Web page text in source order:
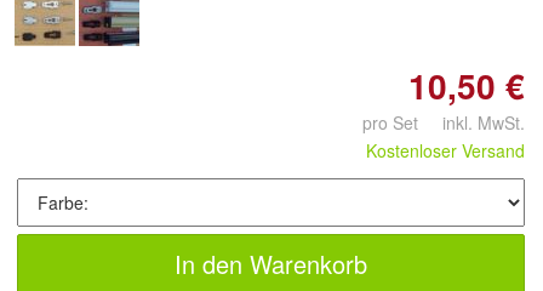
10,50 €
pro Set inkl. MwSt.
Kostenloser Versand
In den Warenkorb